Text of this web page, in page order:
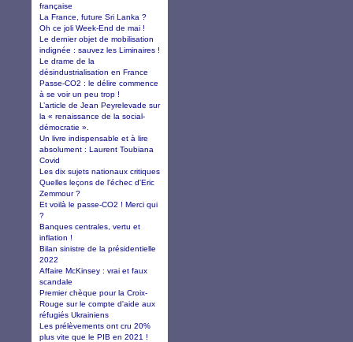
française
La France, future Sri Lanka ?
Oh ce joli Week-End de mai !
Le dernier objet de mobilisation
indignée : sauvez les Liminaires !
Le drame de la
désindustrialisation en France
Passe-CO2 : le délire commence
à se voir un peu trop !
L’article de Jean Peyrelevade sur
la « renaissance de la social-
démocratie ».
Un livre indispensable et à lire
absolument : Laurent Toubiana
Covid
Les dix sujets nationaux critiques
Quelles leçons de l'échec d'Eric
Zemmour ?
Et voilà le passe-CO2 ! Merci qui
?
Banques centrales, vertu et
inflation !
Bilan sinistre de la présidentielle
2022
Affaire McKinsey : vrai et faux
scandale
Premier chèque pour la Croix-
Rouge sur le compte d'aide aux
réfugiés Ukrainiens
Les prélèvements ont cru 20%
plus vite que le PIB en 2021 !